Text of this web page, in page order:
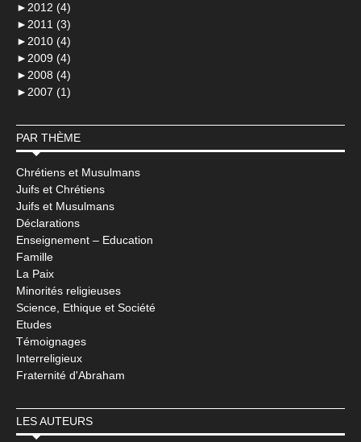
► 2012 (4)
► 2011 (3)
► 2010 (4)
► 2009 (4)
► 2008 (4)
► 2007 (1)
PAR THÈME
Chrétiens et Musulmans
Juifs et Chrétiens
Juifs et Musulmans
Déclarations
Enseignement – Education
Famille
La Paix
Minorités religieuses
Science, Ethique et Société
Etudes
Témoignages
Interreligieux
Fraternité d'Abraham
LES AUTEURS